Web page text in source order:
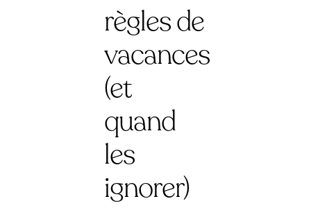
règles de
vacances
(et
quand
les
ignorer)